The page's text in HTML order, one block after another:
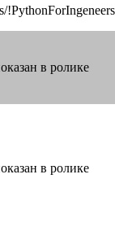
в ролике
в ролике